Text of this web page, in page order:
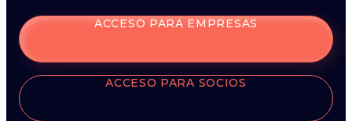
ACCESO PARA EMPRESAS
ACCESO PARA SOCIOS